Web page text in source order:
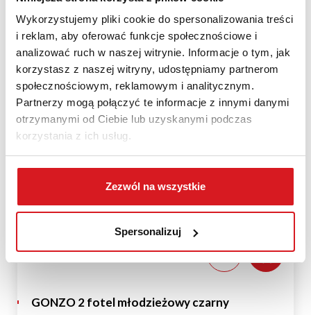
Wykorzystujemy pliki cookie do spersonalizowania treści
i reklam, aby oferować funkcje społecznościowe i
analizować ruch w naszej witrynie. Informacje o tym, jak
korzystasz z naszej witryny, udostępniamy partnerom
społecznościowym, reklamowym i analitycznym.
Partnerzy mogą połączyć te informacje z innymi danymi
otrzymanymi od Ciebie lub uzyskanymi podczas
korzystania z ich usług.
Zezwól na wszystkie
Spersonalizuj
GONZO 2 fotel młodzieżowy czarny